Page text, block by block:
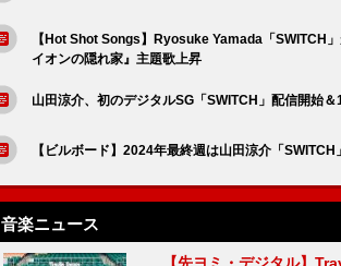
【Hot Shot Songs】Ryosuke Yamada「SWITCH
イオンの隠れ家』主題歌上昇
山田涼介、初のデジタルSG「SWITCH」配信開始
【ビルボード】2024年最終週は山田涼介「
音楽ニュース